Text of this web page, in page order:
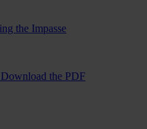
the Impasse
Download the PDF